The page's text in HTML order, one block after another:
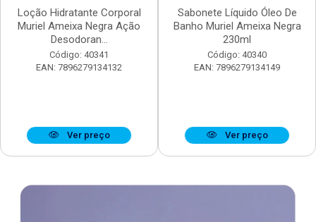
Loção Hidratante Corporal
Muriel Ameixa Negra Ação
Desodoran...
Código: 40341
EAN: 7896279134132
Ver preço
Sabonete Líquido Óleo De
Banho Muriel Ameixa Negra
230ml
Código: 40340
EAN: 7896279134149
Ver preço